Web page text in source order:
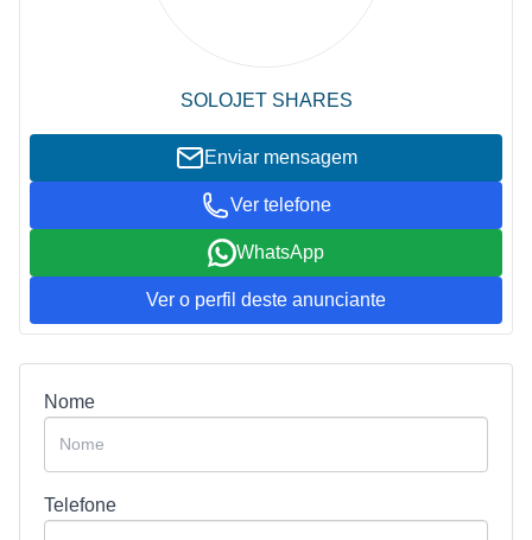
SOLOJET SHARES
Enviar mensagem
Ver telefone
WhatsApp
Ver o perfil deste anunciante
Nome
Telefone